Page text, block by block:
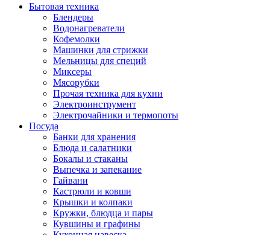
Бытовая техника
Блендеры
Водонагреватели
Кофемолки
Машинки для стрижки
Мельницы для специй
Миксеры
Мясорубки
Прочая техника для кухни
Электроинструмент
Электрочайники и термопоты
Посуда
Банки для хранения
Блюда и салатники
Бокалы и стаканы
Выпечка и запекание
Гайвани
Кастрюли и ковши
Крышки и колпаки
Кружки, блюдца и пары
Кувшины и графины